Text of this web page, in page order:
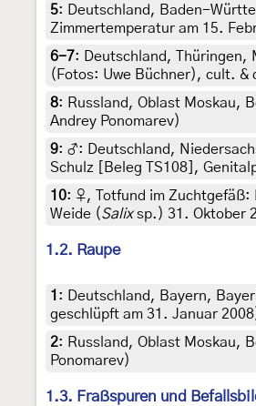
5: Deutschland, Baden-
Zimmertemperatur am 15.
6-7:
Deutschland, Thüringen,
(Fotos: Uwe Büchner), cult. &
8: Russland, Oblast Moskau,
Andrey Ponomarev)
9: ♂: Deutschland,
Schulz [Beleg TS108],
10: ♀, Totfund im Zuchtgefäß:
Weide (Salixsp.) 31. Oktober
1.2. Raupe
1 :
Deutschland, Bayern,
geschlüpft am 31. Januar
2: Russland, Oblast Moskau,
Ponomarev)
1.3. Fraßspuren und